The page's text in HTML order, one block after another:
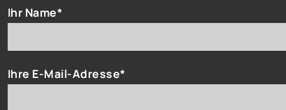
Ihr Name*
Ihre E-Mail-Adresse*